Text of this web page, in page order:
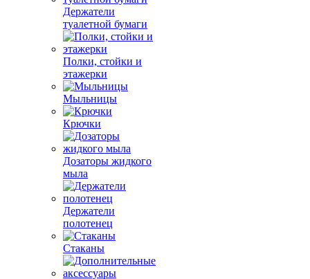
Держатели
туалетной бумаги
Полки, стойки и
этажерки
Мыльницы
Крючки
Дозаторы жидкого
мыла
Держатели
полотенец
Стаканы